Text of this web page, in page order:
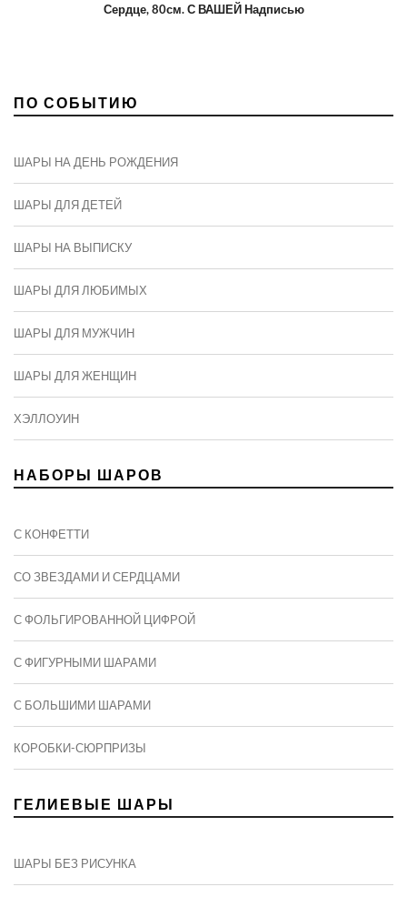
Сердце, 80см. С ВАШЕЙ Надписью
ПО СОБЫТИЮ
ШАРЫ НА ДЕНЬ РОЖДЕНИЯ
ШАРЫ ДЛЯ ДЕТЕЙ
ШАРЫ НА ВЫПИСКУ
ШАРЫ ДЛЯ ЛЮБИМЫХ
ШАРЫ ДЛЯ МУЖЧИН
ШАРЫ ДЛЯ ЖЕНЩИН
ХЭЛЛОУИН
НАБОРЫ ШАРОВ
С КОНФЕТТИ
СО ЗВЕЗДАМИ И СЕРДЦАМИ
С ФОЛЬГИРОВАННОЙ ЦИФРОЙ
С ФИГУРНЫМИ ШАРАМИ
C БОЛЬШИМИ ШАРАМИ
КОРОБКИ-СЮРПРИЗЫ
ГЕЛИЕВЫЕ ШАРЫ
ШАРЫ БЕЗ РИСУНКА